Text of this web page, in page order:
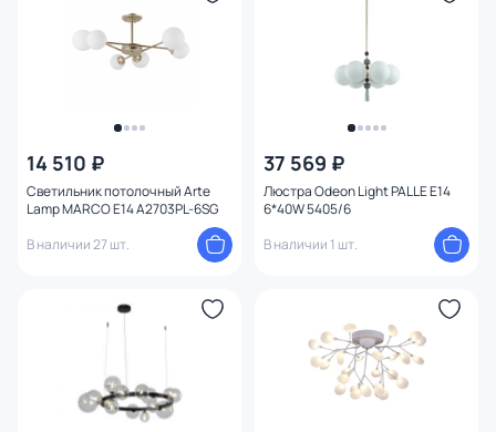
14 510 ₽
Светильник потолочный Arte
Lamp MARCO E14 A2703PL-6SG
В наличии 27 шт.
37 569 ₽
Люстра Odeon Light PALLE E14
6*40W 5405/6
В наличии 1 шт.